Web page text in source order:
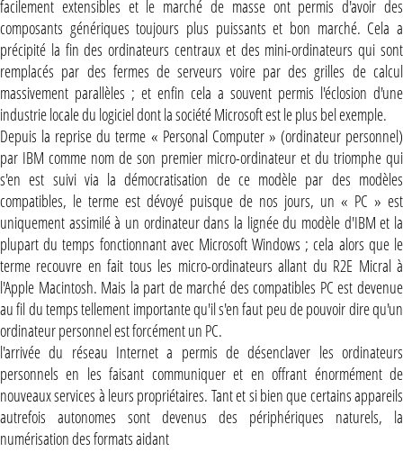
facilement extensibles et le marché de masse ont permis d'avoir des
composants génériques toujours plus puissants et bon marché. Cela a
précipité la fin des ordinateurs centraux et des mini-ordinateurs qui sont
remplacés par des fermes de serveurs voire par des grilles de calcul
massivement parallèles ; et enfin cela a souvent permis l'éclosion d'une
industrie locale du logiciel dont la société Microsoft est le plus bel exemple.
Depuis la reprise du terme « Personal Computer » (ordinateur personnel)
par IBM comme nom de son premier micro-ordinateur et du triomphe qui
s'en est suivi via la démocratisation de ce modèle par des modèles
compatibles, le terme est dévoyé puisque de nos jours, un « PC » est
uniquement assimilé à un ordinateur dans la lignée du modèle d'IBM et la
plupart du temps fonctionnant avec Microsoft Windows ; cela alors que le
terme recouvre en fait tous les micro-ordinateurs allant du R2E Micral à
l'Apple Macintosh. Mais la part de marché des compatibles PC est devenue
au fil du temps tellement importante qu'il s'en faut peu de pouvoir dire qu'un
ordinateur personnel est forcément un PC.
l'arrivée du réseau Internet a permis de désenclaver les ordinateurs
personnels en les faisant communiquer et en offrant énormément de
nouveaux services à leurs propriétaires. Tant et si bien que certains appareils
autrefois autonomes sont devenus des périphériques naturels, la
numérisation des formats aidant